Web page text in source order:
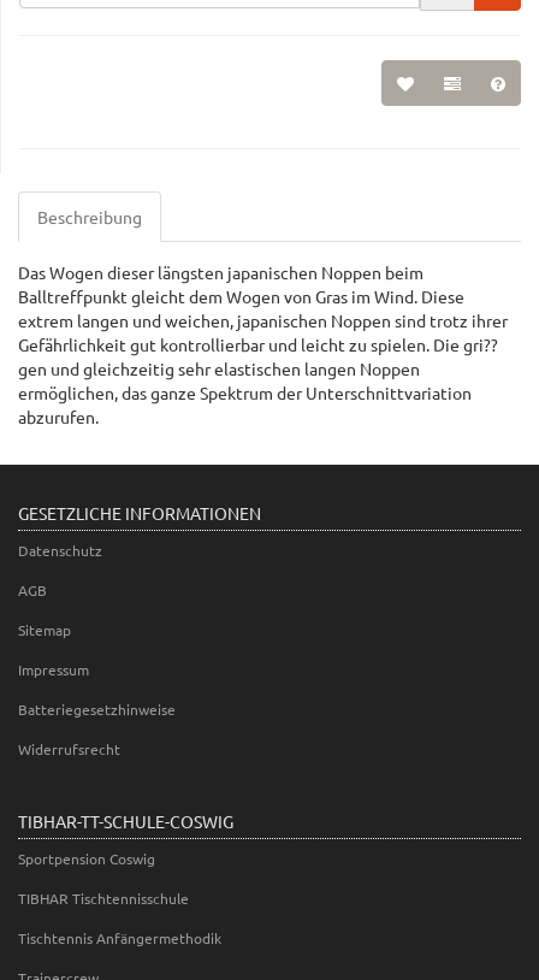
Beschreibung
Das Wogen dieser längsten japanischen Noppen beim
Balltreffpunkt gleicht dem Wogen von Gras im Wind. Diese
extrem langen und weichen, japanischen Noppen sind trotz ihrer
Gefährlichkeit gut kontrollierbar und leicht zu spielen. Die gri??
gen und gleichzeitig sehr elastischen langen Noppen
ermöglichen, das ganze Spektrum der Unterschnittvariation
abzurufen.
GESETZLICHE INFORMATIONEN
Datenschutz
AGB
Sitemap
Impressum
Batteriegesetzhinweise
Widerrufsrecht
TIBHAR-TT-SCHULE-COSWIG
Sportpension Coswig
TIBHAR Tischtennisschule
Tischtennis Anfängermethodik